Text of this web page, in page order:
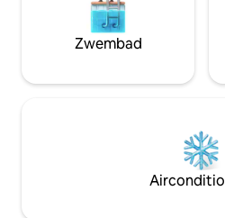
Zwembad